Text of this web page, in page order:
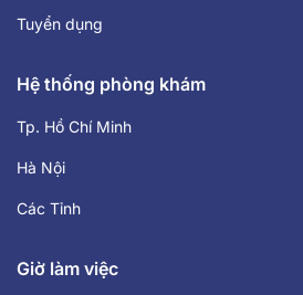
Tuyển dụng
Hệ thống phòng khám
Tp. Hồ Chí Minh
Hà Nội
Các Tỉnh
Giờ làm việc